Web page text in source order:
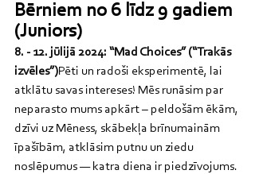
Bērniem no 6 līdz 9 gadiem
(Juniors)
8. - 12. jūlijā 2024: “Mad Choices” (“Trakās
izvēles”)Pēti un radoši eksperimentē, lai
atklātu savas intereses! Mēs runāsim par
neparasto mums apkārt – peldošām ēkām,
dzīvi uz Mēness, skābekļa brīnumainām
īpašībām, atklāsim putnu un ziedu
noslēpumus — katra diena ir piedzīvojums.